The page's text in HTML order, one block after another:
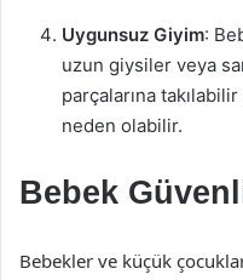
Uygunsuz Giyim:
uzun giysiler veya
parçalarına
neden olabilir.
Bebek
Bebekler ve küçük